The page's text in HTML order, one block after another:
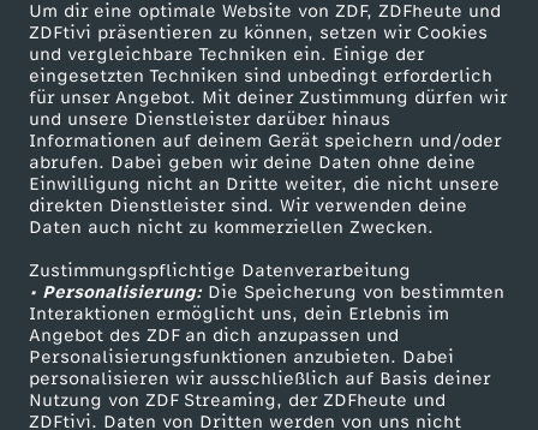
Um dir eine optimale Website von ZDF, ZDFheute und
ZDFtivi präsentieren zu können, setzen wir Cookies
und vergleichbare Techniken ein. Einige der
eingesetzten Techniken sind unbedingt erforderlich
für unser Angebot. Mit deiner Zustimmung dürfen wir
und unsere Dienstleister darüber hinaus
Informationen auf deinem Gerät speichern und/oder
abrufen. Dabei geben wir deine Daten ohne deine
Einwilligung nicht an Dritte weiter, die nicht unsere
direkten Dienstleister sind. Wir verwenden deine
Daten auch nicht zu kommerziellen Zwecken.
Zustimmungspflichtige Datenverarbeitung
• Personalisierung:Die Speicherung von bestimmten
Interaktionen ermöglicht uns, dein Erlebnis im
Angebot des ZDF an dich anzupassen und
Personalisierungsfunktionen anzubieten. Dabei
personalisieren wir ausschließlich auf Basis deiner
Nutzung von ZDF Streaming, der ZDFheute und
ZDFtivi. Daten von Dritten werden von uns nicht
t
L
a
n
d
K
u
Mehr ZDF
ZDF-Apps
Smart TV
ZDFtext
Livestreams
Sendungen A-Z
TV-Programm
Service
ZDFmitreden
Kontakt zum ZDF
Tickets
Zuschauerservice
Hilfe